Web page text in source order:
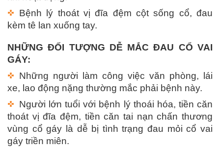
Bệnh lý thoát vị đĩa đệm cột sống cổ, đau
kèm tê lan xuống tay.
NHỮNG ĐỐI TƯỢNG DỄ MẮC ĐAU CỔ VAI
GÁY:
Những người làm công việc văn phòng, lái
xe, lao động nặng thường mắc phải bệnh này.
Người lớn tuổi với bệnh lý thoái hóa, tiền căn
thoát vị đĩa đệm, tiền căn tai nạn chấn thương
vùng cổ gáy là dễ bị tình trạng đau mỏi cổ vai
gáy triền miên.